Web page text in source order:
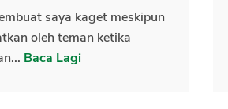
saya kaget meskipun
oleh teman ketika
Baca Lagi